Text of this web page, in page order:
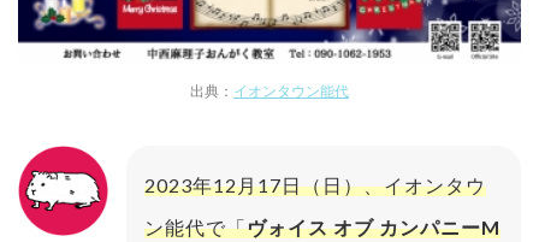
出典： イオンタウン能代
2023年12月17日（日）、イオンタウ
ン能代で「ヴォイス オブ カンパニーM